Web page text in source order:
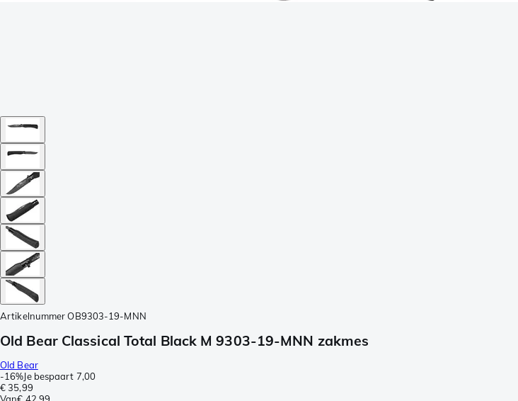
Artikelnummer OB9303-19-MNN
Old Bear Classical Total Black M 9303-19-MNN zakmes
Old Bear
-16%Je bespaart 7,00
€ 35,99